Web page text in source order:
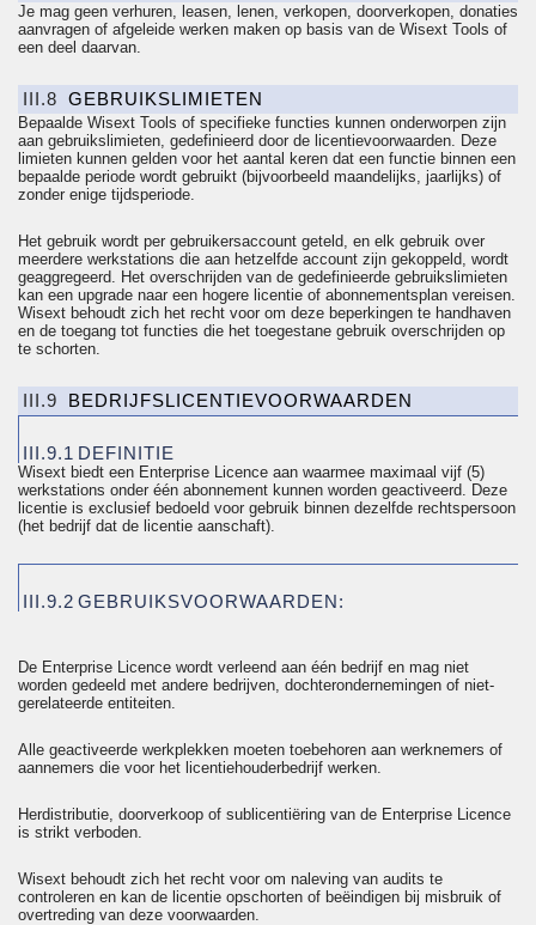
Je mag geen verhuren, leasen, lenen, verkopen, doorverkopen, donaties
aanvragen of afgeleide werken maken op basis van de Wisext Tools of
een deel daarvan.
III.8 GEBRUIKSLIMIETEN
Bepaalde Wisext Tools of specifieke functies kunnen onderworpen zijn
aan gebruikslimieten, gedefinieerd door de licentievoorwaarden. Deze
limieten kunnen gelden voor het aantal keren dat een functie binnen een
bepaalde periode wordt gebruikt (bijvoorbeeld maandelijks, jaarlijks) of
zonder enige tijdsperiode.
Het gebruik wordt per gebruikersaccount geteld, en elk gebruik over
meerdere werkstations die aan hetzelfde account zijn gekoppeld, wordt
geaggregeerd. Het overschrijden van de gedefinieerde gebruikslimieten
kan een upgrade naar een hogere licentie of abonnementsplan vereisen.
Wisext behoudt zich het recht voor om deze beperkingen te handhaven
en de toegang tot functies die het toegestane gebruik overschrijden op
te schorten.
III.9 BEDRIJFSLICENTIEVOORWAARDEN
III.9.1 DEFINITIE
Wisext biedt een Enterprise Licence aan waarmee maximaal vijf (5)
werkstations onder één abonnement kunnen worden geactiveerd. Deze
licentie is exclusief bedoeld voor gebruik binnen dezelfde rechtspersoon
(het bedrijf dat de licentie aanschaft).
III.9.2 GEBRUIKSVOORWAARDEN:
De Enterprise Licence wordt verleend aan één bedrijf en mag niet
worden gedeeld met andere bedrijven, dochterondernemingen of niet-
gerelateerde entiteiten.
Alle geactiveerde werkplekken moeten toebehoren aan werknemers of
aannemers die voor het licentiehouderbedrijf werken.
Herdistributie , doorverkoop of sublicentiëring van de Enterprise
Licence
is strikt verboden.
Wisext behoudt zich het recht voor om naleving van audits te
controleren en kan de licentie opschorten of beëindigen bij misbruik of
overtreding van deze voorwaarden.